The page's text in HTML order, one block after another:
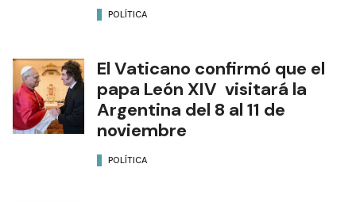
POLÍTICA
El Vaticano confirmó que el
papa León XIV visitará la
Argentina del 8 al 11 de
noviembre
POLÍTICA